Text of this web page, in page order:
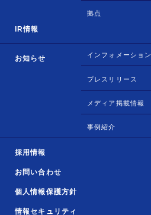
拠点
IR情報
お知らせ インフォメーション
プレスリリース
メディア掲載情報
事例紹介
採用情報
お問い合わせ
個人情報保護方針
情報セキュリティ